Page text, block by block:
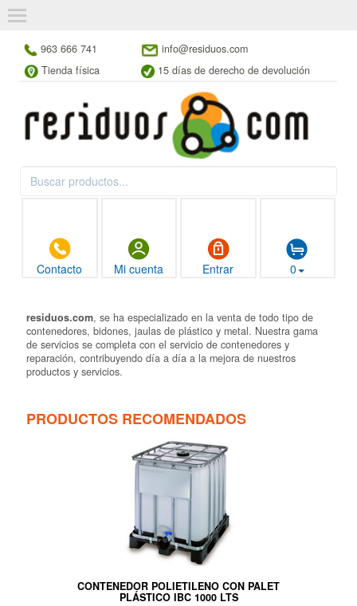
963 666 741
info@residuos.com
Tienda física
15 días de derecho de devolución
Contacto Mi cuenta Entrar 0
residuos.com, se ha especializado en la venta de todo tipo de
contenedores, bidones, jaulas de plástico y metal. Nuestra gama
de servicios se completa con el servicio de contenedores y
reparación, contribuyendo día a día a la mejora de nuestros
productos y servicios.
PRODUCTOS RECOMENDADOS
CONTENEDOR POLIETILENO CON PALET
PLÁSTICO IBC 1000 LTS